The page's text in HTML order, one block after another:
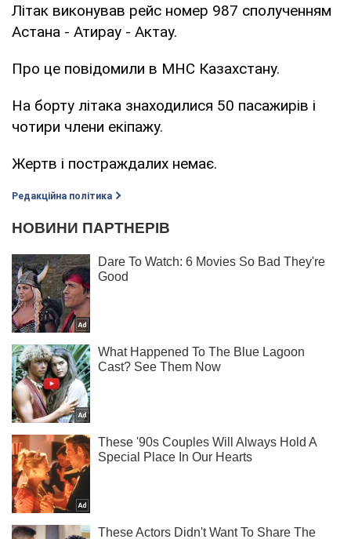
Літак виконував рейс номер 987 сполученням
Астана - Атирау - Актау.
Про це повідомили в МНС Казахстану.
На борту літака знаходилися 50 пасажирів і
чотири члени екіпажу.
Жертв і постраждалих немає.
Редакційна політика